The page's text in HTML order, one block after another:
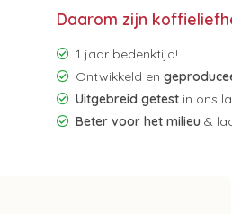
Daarom zijn
1 jaar bedenktijd!
Ontwikkeld en
Uitgebreid getest in ons
Beter voor het milieu &